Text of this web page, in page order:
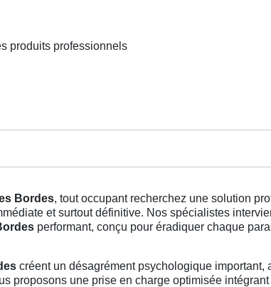
produits professionnels
Bordes, tout occupant recherchez une solution
et surtout définitive. Nos spécialistes
performant, conçu pour éradiquer chaque
créent un désagrément psychologique
proposons une prise en charge optimisée